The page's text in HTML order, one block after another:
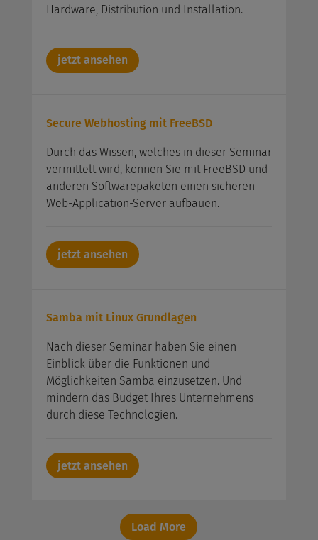
Hardware, Distribution und Installation.
jetzt ansehen
Secure Webhosting mit FreeBSD
Durch das Wissen, welches in dieser Seminar
vermittelt wird, können Sie mit FreeBSD und
anderen Softwarepaketen einen sicheren
Web-Application-Server aufbauen.
jetzt ansehen
Samba mit Linux Grundlagen
Nach dieser Seminar haben Sie einen
Einblick über die Funktionen und
Möglichkeiten Samba einzusetzen. Und
mindern das Budget Ihres Unternehmens
durch diese Technologien.
jetzt ansehen
Load More